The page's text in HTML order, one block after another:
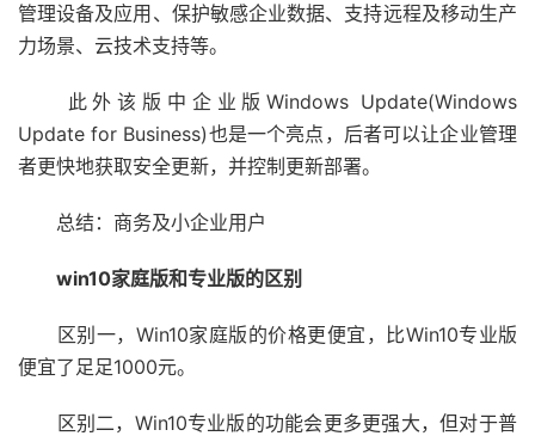
管理设备及应用、保护敏感企业数据、支持远程及移动生产
力场景、云技术支持等。
此外该版中企业版Windows Update(Windows
Update for Business)也是一个亮点，后者可以让企业管理
者更快地获取安全更新，并控制更新部署。
总结：商务及小企业用户
win10家庭版和专业版的区别
区别一，Win10家庭版的价格更便宜，比Win10专业版
便宜了足足1000元。
区别二，Win10专业版的功能会更多更强大，但对于普